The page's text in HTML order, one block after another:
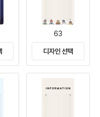
63
디자인 선택